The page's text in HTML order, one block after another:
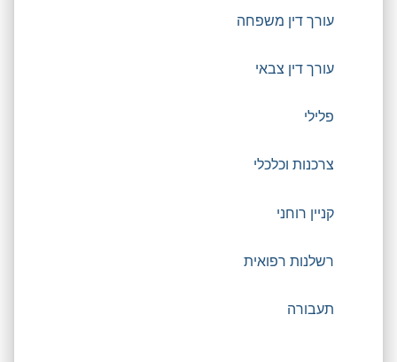
עורך דין משפחה
עורך דין צבאי
פלילי
צרכנות וכלכלי
קניין רוחני
רשלנות רפואית
תעבורה